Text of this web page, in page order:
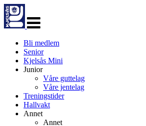
navigasjon
Bli medlem
Senior
Kjelsås Mini
Junior
Våre guttelag
Våre jentelag
Treningstider
Hallvakt
Annet
Annet